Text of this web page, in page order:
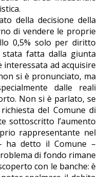
della decisione della
di vendere le proprie
0,5% solo per diritto
stata fatta dalla giunta
interessata ad acquisire
si è pronunciato, ma
dalle reali
Non si è parlato, se
del Comune di
sottoscritto l’aumento
rappresentante nel
ha detto il Comune –
di fondo rimane
con le banche: è